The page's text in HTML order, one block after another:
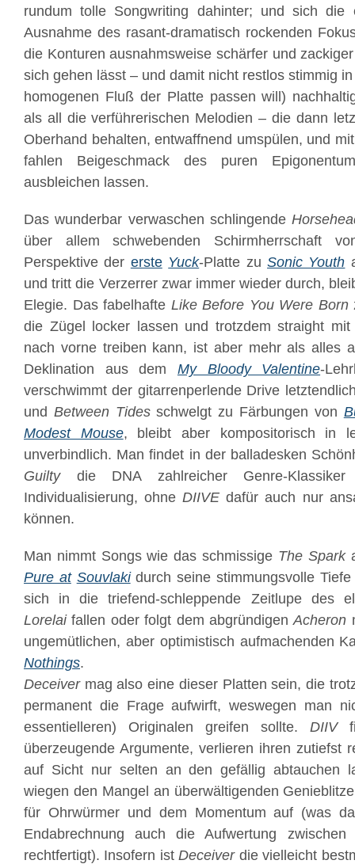
rundum tolle Songwriting dahinter; und sich die
Ausnahme des rasant-dramatisch rockenden
die Konturen ausnahmsweise schärfer und
sich gehen lässt – und damit nicht restlos stimmig
homogenen Fluß der Platte passen will)
als all die verführerischen Melodien – die dann
Oberhand behalten, entwaffnend umspülen, und
fahlen Beigeschmack des puren
ausbleichen lassen.
Das wunderbar verwaschen schlingende
über allem schwebenden Schirmherrschaft
Perspektive der erste Yuck-Platte zuSonic Youth
und tritt die Verzerrer zwar immer wieder durch,
Elegie. Das fabelhafte Like Before You Were Born
die Zügel locker lassen und trotzdem straight mit
nach vorne treiben kann, ist aber mehr als alles
Deklination aus dem My Bloody Valentine-
verschwimmt der gitarrenperlende Drive
und Between Tidesschwelgt zu Färbungen von
Modest Mouse, bleibt aber kompositorisch in
unverbindlich. Man findet in der balladesken
Guiltydie DNA zahlreicher Genre-Klassiker
Individualisierung, ohneDIIVE dafür auch nur
können.
Man nimmt Songs wie das schmissige The Spark
Pure at Souvlakidurch seine stimmungsvolle
sich in die triefend-schleppende Zeitlupe des
Lorelaifallen oder folgt dem abgründigenAcheron
ungemütlichen, aber optimistisch aufmachenden
Nothings.
Deceivermag also eine dieser Platten sein, die
permanent die Frage aufwirft, weswegen man
essentielleren) Originalen greifen sollte. DIIV
überzeugende Argumente, verlieren ihren zutiefst
auf Sicht nur selten an den gefällig abtauchen
wiegen den Mangel an überwältigenden
für Ohrwürmer und dem Momentum auf (was
Endabrechnung auch die Aufwertung
rechtfertigt). Insofern istDeceiver die vielleicht